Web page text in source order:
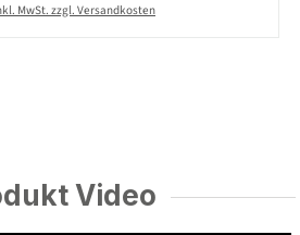
MwSt. zzgl. Versandkosten
Video